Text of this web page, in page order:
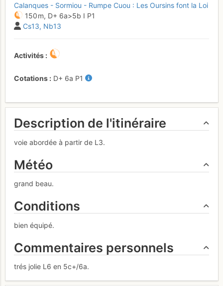
Calanques - Sormiou - Rumpe Cuou : Les Oursins font la Loi
150 m, D+ 6a>5b I P1
Cs13 Nb13
Activités
Cotations D+ 6a P1
Description de l'itinéraire
voie abordée à partir de L3.
Météo
grand beau.
Conditions
bien équipé.
Commentaires personnels
trés jolie L6 en 5c+/6a.